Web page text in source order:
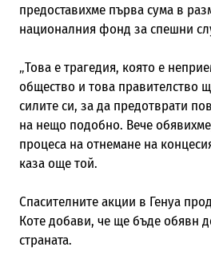
предоставихме първа сума в
националния фонд за спешни
„Това е трагедия, която е
общество и това правителство
силите си, за да предотврати
на нещо подобно. Вече
процеса на отнемане на
каза още той.
Спасителните акции в Генуа
Коте добави, че ще бъде обявн
страната.